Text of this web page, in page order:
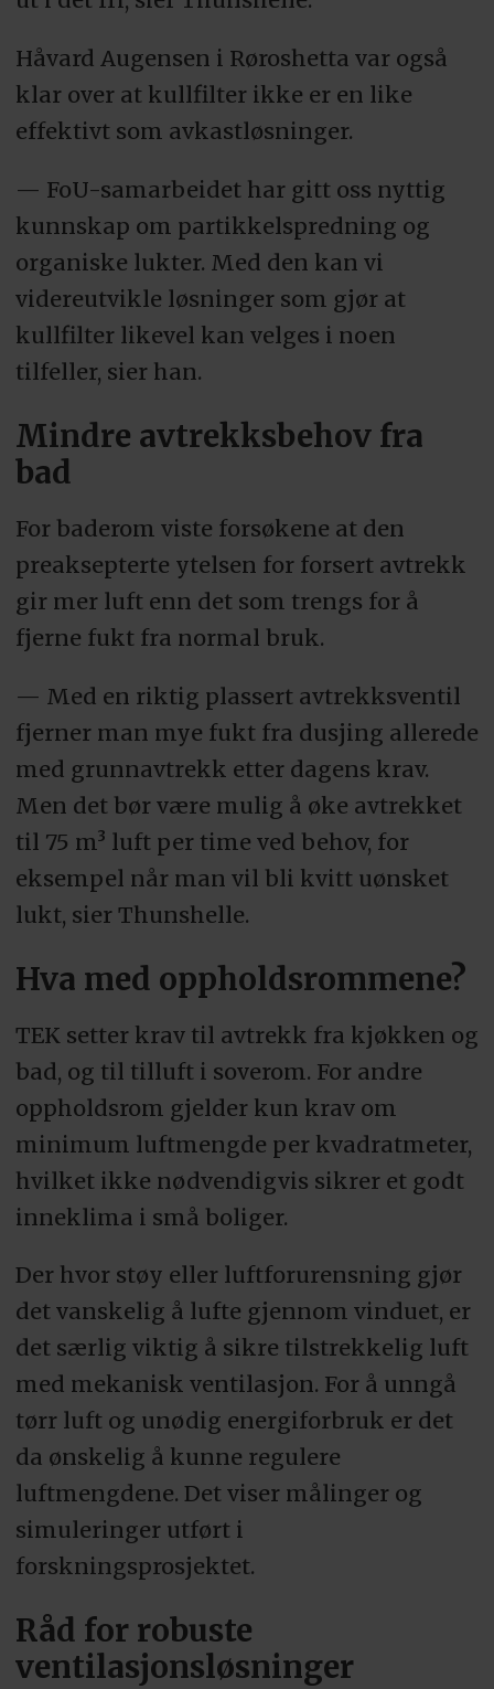
Håvard Augensen i Røroshetta var også
klar over at kullfilter ikke er en like
effektivt som avkastløsninger.
— FoU-samarbeidet har gitt oss nyttig
kunnskap om partikkelspredning og
organiske lukter. Med den kan vi
videreutvikle løsninger som gjør at
kullfilter likevel kan velges i noen
tilfeller, sier han.
Mindre avtrekksbehov fra
bad
For baderom viste forsøkene at den
preaksepterte ytelsen for forsert avtrekk
gir mer luft enn det som trengs for å
fjerne fukt fra normal bruk.
— Med en riktig plassert avtrekksventil
fjerner man mye fukt fra dusjing allerede
med grunnavtrekk etter dagens krav.
Men det bør være mulig å øke avtrekket
til 75 m³ luft per time ved behov, for
eksempel når man vil bli kvitt uønsket
lukt, sier Thunshelle.
Hva med oppholdsrommene?
TEK setter krav til avtrekk fra kjøkken og
bad, og til tilluft i soverom. For andre
oppholdsrom gjelder kun krav om
minimum luftmengde per kvadratmeter,
hvilket ikke nødvendigvis sikrer et godt
inneklima i små boliger.
Der hvor støy eller luftforurensning gjør
det vanskelig å lufte gjennom vinduet, er
det særlig viktig å sikre tilstrekkelig luft
med mekanisk ventilasjon. For å unngå
tørr luft og unødig energiforbruk er det
da ønskelig å kunne regulere
luftmengdene. Det viser målinger og
simuleringer utført i
forskningsprosjektet.
Råd for robuste
ventilasjonsløsninger